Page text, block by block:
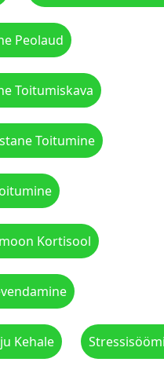
Peolaud
Toitumiskava
Toitumine
Kortisool
Kehale